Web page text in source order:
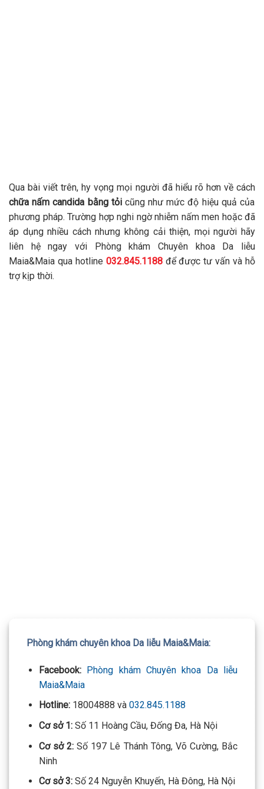
Qua bài viết trên, hy vọng mọi người đã hiểu rõ hơn về cách
chữa nấm candida bằng tỏicũng như mức độ hiệu quả của
phương pháp. Trường hợp nghi ngờ nhiễm nấm men hoặc đã
áp dụng nhiều cách nhưng không cải thiện, mọi người hãy
liên hệ ngay với Phòng khám Chuyên khoa Da liễu
Maia&Maia qua hotline 032.845.1188để được tư vấn và hỗ
trợ kịp thời.
Phòng khám chuyên khoa Da liễu Maia&Maia:
Facebook: Phòng khám Chuyên khoa Da liễu
Maia&Maia
Hotline:18004888 và 032.845.1188
Cơ sở 1: Số 11 Hoàng Cầu, Đống Đa, Hà Nội
Cơ sở 2: Số 197 Lê Thánh Tông, Võ Cường, Bắc
Ninh
Cơ sở 3:Số 24 Nguyễn Khuyến, Hà Đông, Hà Nội